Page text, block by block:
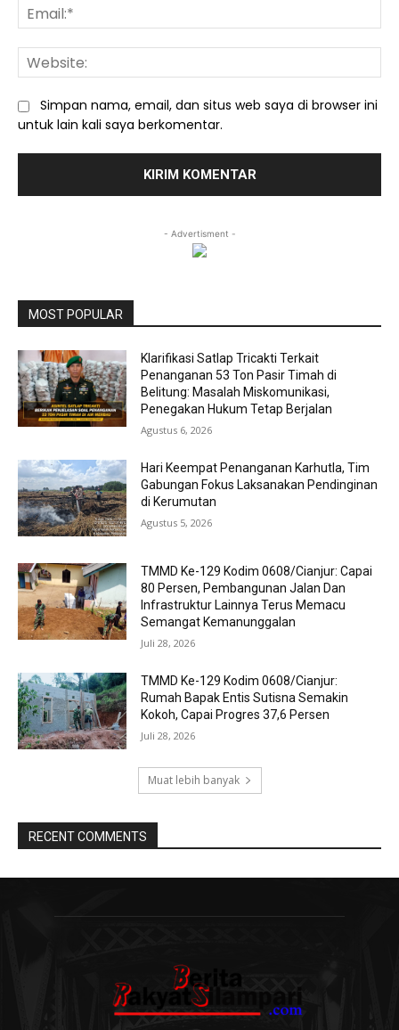
Simpan nama, email, dan situs web saya di browser ini
untuk lain kali saya berkomentar.
- Advertisment -
MOST POPULAR
Klarifikasi Satlap Tricakti Terkait
Penanganan 53 Ton Pasir Timah di
Belitung: Masalah Miskomunikasi,
Penegakan Hukum Tetap Berjalan
Agustus 6, 2026
Hari Keempat Penanganan Karhutla, Tim
Gabungan Fokus Laksanakan Pendinginan
di Kerumutan
Agustus 5, 2026
TMMD Ke-129 Kodim 0608/Cianjur: Capai
80 Persen, Pembangunan Jalan Dan
Infrastruktur Lainnya Terus Memacu
Semangat Kemanunggalan
Juli 28, 2026
TMMD Ke-129 Kodim 0608/Cianjur:
Rumah Bapak Entis Sutisna Semakin
Kokoh, Capai Progres 37,6 Persen
Juli 28, 2026
Muat lebih banyak
RECENT COMMENTS